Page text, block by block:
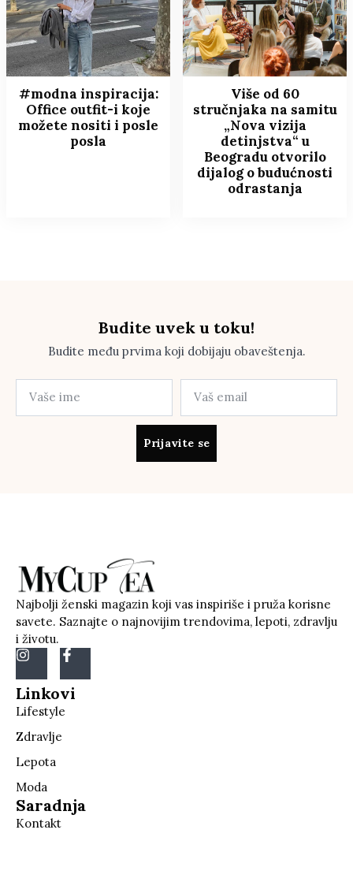
#modna inspiracija:
Office outfit-i koje
možete nositi i posle
posla
Više od 60
stručnjaka na samitu
„Nova vizija
detinjstva“ u
Beogradu otvorilo
dijalog o budućnosti
odrastanja
Budite uvek u toku!
Budite među prvima koji dobijaju obaveštenja.
Prijavite se
Najbolji ženski magazin koji vas inspiriše i pruža korisne
savete. Saznajte o najnovijim trendovima, lepoti, zdravlju
i životu.
Linkovi
Lifestyle
Zdravlje
Lepota
Moda
Saradnja
Kontakt